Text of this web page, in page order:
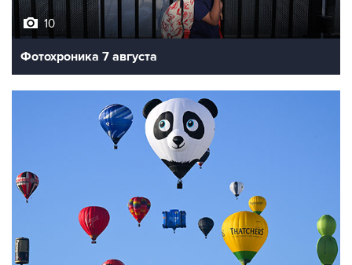
Фотохроника 7 августа